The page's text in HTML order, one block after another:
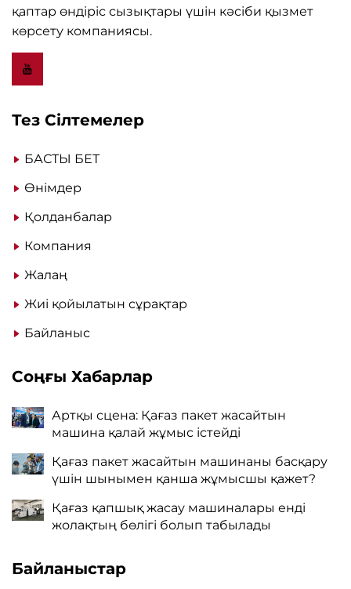
қаптар өндіріс сызықтары үшін кәсіби қызмет
көрсету компаниясы.
Тез Сілтемелер
БАСТЫ БЕТ
Өнімдер
Қолданбалар
Компания
Жалаң
Жиі қойылатын сұрақтар
Байланыс
Соңғы Хабарлар
Артқы сцена: Қағаз пакет жасайтын
машина қалай жұмыс істейді
Қағаз пакет жасайтын машинаны басқару
үшін шынымен қанша жұмысшы қажет?
Қағаз қапшық жасау машиналары енді
жолақтың бөлігі болып табылады
Байланыстар